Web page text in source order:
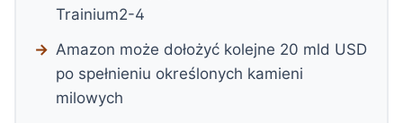
Trainium2-4
Amazon może dołożyć kolejne 20 mld USD
po spełnieniu określonych kamieni
milowych